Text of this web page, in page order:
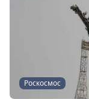
Роскосмос